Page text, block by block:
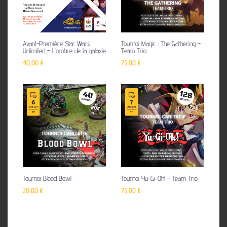
Avant-Première Star Wars
Unlimited – L’ombre de la galaxie
40,00 €
Tournoi Magic : The Gathering –
Team Trio
75,00 €
Tournoi Blood Bowl
20,00 €
Tournoi Yu-Gi-Oh! – Team Trio
75,00 €